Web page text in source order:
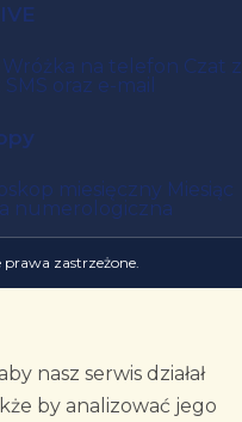
Wróżka na telefon Czat z
oraz e-mail
miesięczny Miesiąc
numerologiczna
prawa zastrzeżone.
nasz serwis działał
by analizować jego